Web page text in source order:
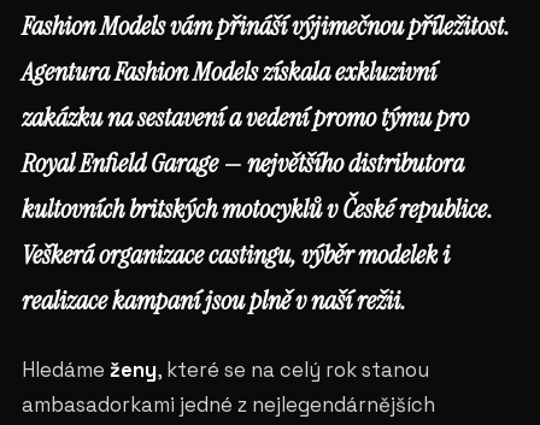
Fashion Models vám přináší výjimečnou příležitost.
Agentura Fashion Models získala exkluzivní
zakázku na sestavení a vedení promo týmu pro
Royal Enfield Garage — největšího distributora
kultovních britských motocyklů v České republice.
Veškerá organizace castingu, výběr modelek i
realizace kampaní jsou plně v naší režii.
Hledáme ženy, které se na celý rok stanou
ambasadorkami jedné z nejlegendárnějších